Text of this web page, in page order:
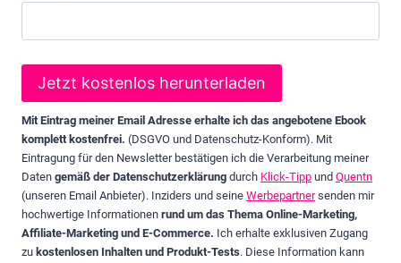
Mit Eintrag meiner Email Adresse erhalte ich das angebotene Ebook
komplett kostenfrei. (DSGVO und Datenschutz-Konform). Mit
Eintragung für den Newsletter bestätigen ich die Verarbeitung meiner
Daten gemäß der Datenschutzerklärung durch Klick-Tipp und Quentn
(unseren Email Anbieter). Inziders und seine Werbepartnersenden mir
hochwertige Informationen rund um das Thema Online-Marketing,
Affiliate-Marketing und E-Commerce. Ich erhalte exklusiven Zugang
zu kostenlosen Inhalten und Produkt-Tests. Diese Information kann